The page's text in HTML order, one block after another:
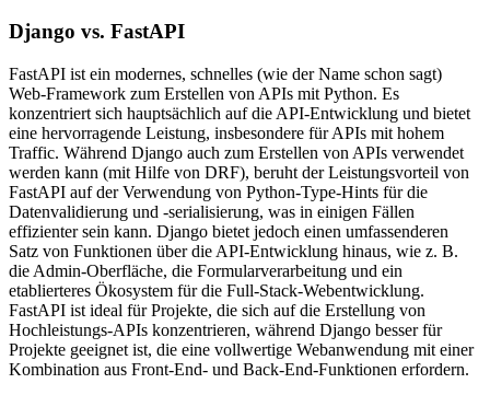
Django vs. FastAPI
FastAPI ist ein modernes, schnelles (wie der Name schon sagt)
Web-Framework zum Erstellen von APIs mit Python. Es
konzentriert sich hauptsächlich auf die API-Entwicklung und bietet
eine hervorragende Leistung, insbesondere für APIs mit hohem
Traffic. Während Django auch zum Erstellen von APIs verwendet
werden kann (mit Hilfe von DRF), beruht der Leistungsvorteil von
FastAPI auf der Verwendung von Python-Type-Hints für die
Datenvalidierung und -serialisierung, was in einigen Fällen
effizienter sein kann. Django bietet jedoch einen umfassenderen
Satz von Funktionen über die API-Entwicklung hinaus, wie z. B.
die Admin-Oberfläche, die Formularverarbeitung und ein
etablierteres Ökosystem für die Full-Stack-Webentwicklung.
FastAPI ist ideal für Projekte, die sich auf die Erstellung von
Hochleistungs-APIs konzentrieren, während Django besser für
Projekte geeignet ist, die eine vollwertige Webanwendung mit einer
Kombination aus Front-End- und Back-End-Funktionen erfordern.